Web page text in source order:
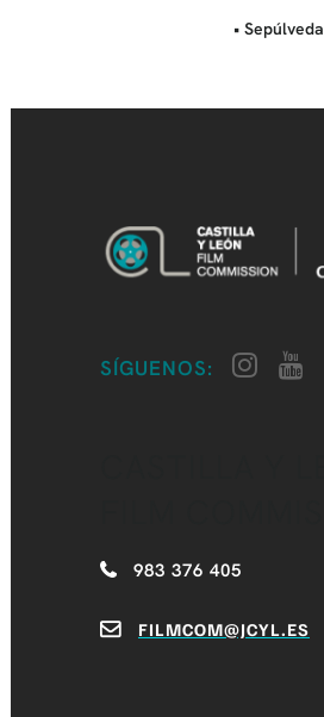
• Sepúlveda
SÍGUENOS:
983 376 405
FILMCOM@JCYL.ES